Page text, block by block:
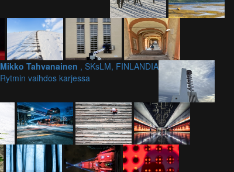
Mikko Tahvanainen , SKsLM, FINLANDIA
Rytmin vaihdos karjessa